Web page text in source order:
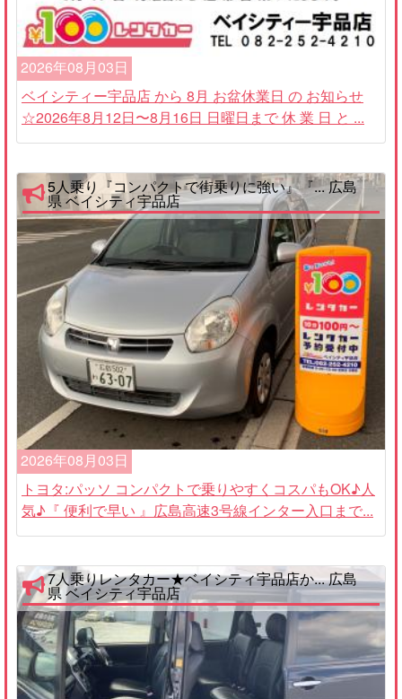
2026年08月03日
ベイシティー宇品店 から 8月 お盆休業日 の お知らせ
☆2026年8月12日〜8月16日 日曜日まで 休 業 日 と ...
5人乗り『コンパクトで街乗りに強い』『... 広島
県 ベイシティ宇品店
2026年08月03日
トヨタ:パッソ コンパクトで乗りやすくコスパもOK♪人
気♪『 便利で早い 』広島高速3号線インター入口まで...
7人乗りレンタカー★ベイシティ宇品店か... 広島
県 ベイシティ宇品店